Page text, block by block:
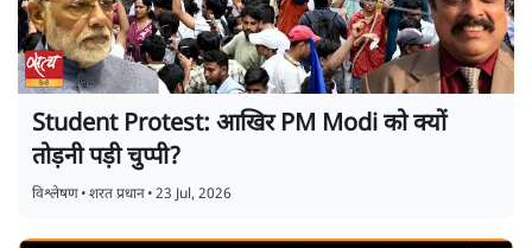
Student Protest: आखिर PM Modi को क्यों
तोड़नी पड़ी चुप्पी?
विश्लेषण•शरत प्रधान•23 Jul, 2026